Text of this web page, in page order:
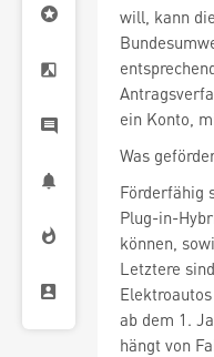
will, kann
ein Konto,
Was
Förderfähig
Plug-in-
können,
Letztere
ab dem 1.
hängt von